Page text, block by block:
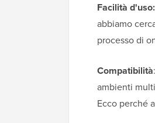
Facilità d'uso:
abbiamo
processo di
Compatibilità
ambienti
Ecco perché